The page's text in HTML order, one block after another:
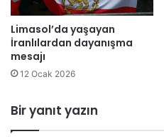
h
e
l
l
i
h
r
e
r
g
e
s
Limasol’da yaşayan
İranlılardan dayanışma
mesajı
12 Ocak 2026
Bir yanıt yazın